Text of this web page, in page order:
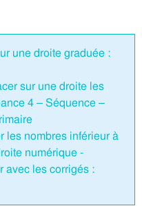
une droite graduée :
sur une droite les
4 – Séquence –
les nombres inférieur à
numérique -
avec les corrigés :